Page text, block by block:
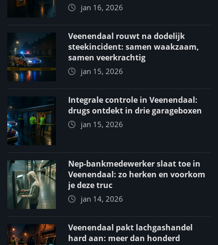
jan 16, 2026
Veenendaal rouwt na dodelijk
steekincident: samen waakzaam,
samen veerkrachtig
jan 15, 2026
Integrale controle in Veenendaal:
drugs ontdekt in drie garageboxen
jan 15, 2026
Nep-bankmedewerker slaat toe in
Veenendaal: zo herken en voorkom
je deze truc
jan 14, 2026
Veenendaal pakt lachgashandel
hard aan: meer dan honderd